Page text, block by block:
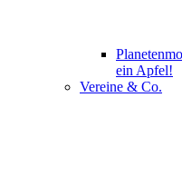
ein Apfel!
Vereine & Co.